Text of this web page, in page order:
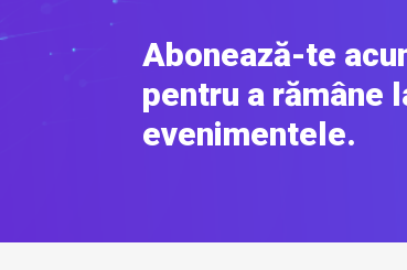
Abonează-te
pentru a rămâne
evenimentele.